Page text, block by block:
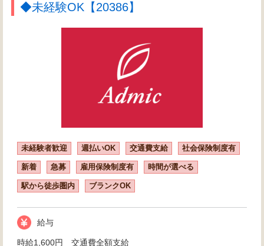
◆未経験OK【20386】
未経験者歓迎 週払いOK 交通費支給 社会保険制度有
新着 急募 雇用保険制度有 時間が選べる
駅から徒歩圏内 ブランクOK
給与
時給1,600円 交通費全額支給